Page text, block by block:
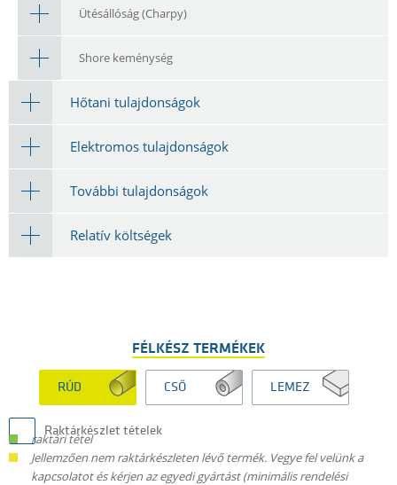
Ütésállóság (Charpy)
Shore keménység
Hőtani tulajdonságok
Elektromos tulajdonságok
További tulajdonságok
Relatív költségek
FÉLKÉSZ TERMÉKEK
RÚD CSŐ LEMEZ
Raktárkészlet tételek
raktári tétel
Jellemzően nem raktárkészleten lévő termék. Vegye fel velünk a
kapcsolatot és kérjen az egyedi gyártást (minimális rendelési